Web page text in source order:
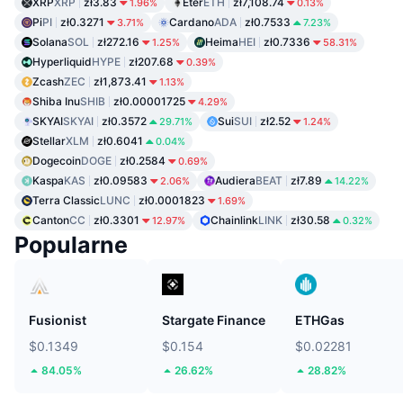
1.96% 0.13%
PiPI zł0.3271 3.71% CardanoADA zł0.7533 7.23%
SolanaSOL zł272.16 1.25% HeimaHEI zł0.7336 58.31%
HyperliquidHYPE zł207.68 0.39%
ZcashZEC zł1,873.41 1.13%
Shiba InuSHIB zł0.00001725 4.29%
SKYAISKYAI zł0.3572 29.71% SuiSUI zł2.52 1.24%
StellarXLM zł0.6041 0.04%
DogecoinDOGE zł0.2584 0.69%
KaspaKAS zł0.09583 2.06% AudieraBEAT zł7.89 14.22%
Terra ClassicLUNC zł0.0001823 1.69%
CantonCC zł0.3301 12.97% ChainlinkLINK zł30.58 0.32%
Popularne
Fusionist
$0.1349
84.05%
Stargate Finance
$0.154
26.62%
ETHGas
$0.02281
28.82%